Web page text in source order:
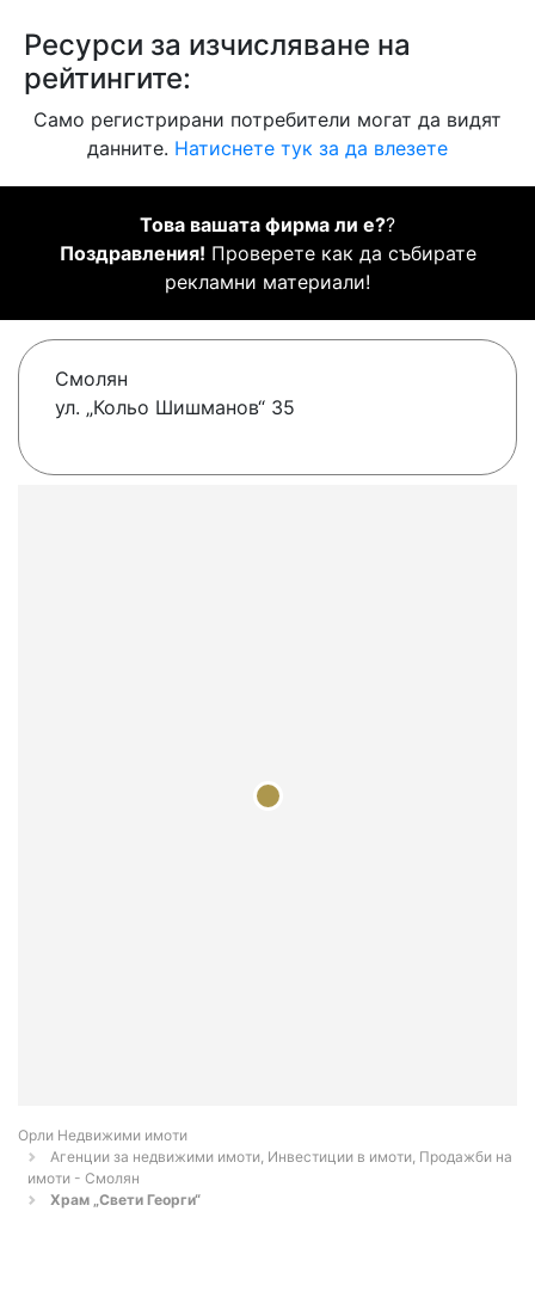
Ресурси за изчисляване на
рейтингите:
Само регистрирани потребители могат да видят
данните. Натиснете тук за да влезете
Това вашата фирма ли е??
Поздравления! Проверете как да събирате
рекламни материали!
Смолян
ул. „Кольо Шишманов“ 35
Орли Недвижими имоти
Агенции за недвижими имоти, Инвестиции в имоти, Продажби на
имоти - Смолян
Храм „Свети Георги“